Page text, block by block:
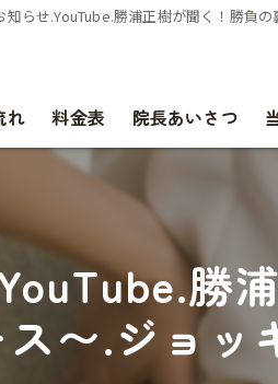
知らせ.YouTube.勝浦正樹が聞く！勝
れ 料金表 院長あいさつ
勝
〜.ジョ